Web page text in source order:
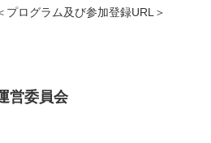
プログラム及び参加登録URL＞
営委員会